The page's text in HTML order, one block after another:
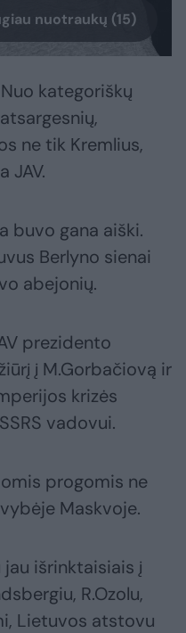
nuotraukų (15)
kategoriškų
ne tik Kremlius,
JAV.
buvo gana aiški.
Berlyno sienai
abejonių.
prezidento
į M.Gorbačiovą ir
krizės
vadovui.
progomis ne
Maskvoje.
išrinktaisiais į
R.Ozolu,
Lietuvos atstovu